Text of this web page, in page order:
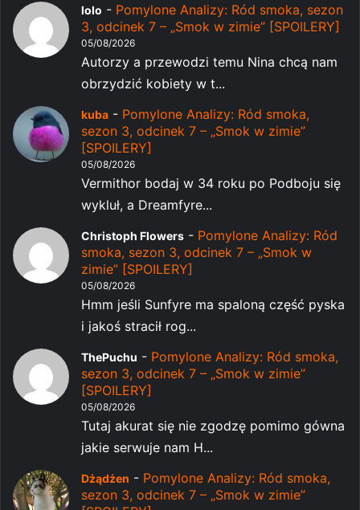
lolo - Pomylone Analizy: Ród smoka, sezon
3, odcinek 7 – „Smok w zimie” [SPOILERY]
05/08/2026
Autorzy a przewodzi temu Nina chcą nam
obrzydzić kobiety w t...
kuba - Pomylone Analizy: Ród smoka,
sezon 3, odcinek 7 – „Smok w zimie”
[SPOILERY]
05/08/2026
Vermithor bodaj w 34 roku po Podboju się
wykluł, a Dreamfyre...
Christoph Flowers - Pomylone Analizy: Ród
smoka, sezon 3, odcinek 7 – „Smok w
zimie” [SPOILERY]
05/08/2026
Hmm jeśli Sunfyre ma spaloną część pyska
i jakoś stracił rog...
ThePuchu - Pomylone Analizy: Ród smoka,
sezon 3, odcinek 7 – „Smok w zimie”
[SPOILERY]
05/08/2026
Tutaj akurat się nie zgodzę pomimo gówna
jakie serwuje nam H...
Dżądżen - Pomylone Analizy: Ród smoka,
sezon 3, odcinek 7 – „Smok w zimie”